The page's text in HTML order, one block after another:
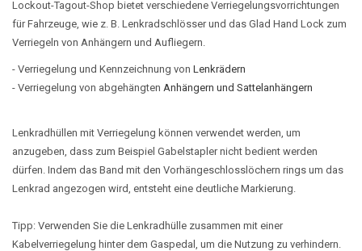
Lockout-Tagout-Shop bietet verschiedene Verriegelungsvorrichtungen
für Fahrzeuge, wie z. B. Lenkradschlösser und das Glad Hand Lock zum
Verriegeln von Anhängern und Aufliegern.
- Verriegelung und Kennzeichnung von Lenkrädern
- Verriegelung von abgehängten Anhängern und Sattelanhängern
Lenkradhüllen mit Verriegelung können verwendet werden, um
anzugeben, dass zum Beispiel Gabelstapler nicht bedient werden
dürfen. Indem das Band mit den Vorhängeschlosslöchern rings um das
Lenkrad angezogen wird, entsteht eine deutliche Markierung.
Tipp: Verwenden Sie die Lenkradhülle zusammen mit einer
Kabelverriegelung hinter dem Gaspedal, um die Nutzung zu verhindern.